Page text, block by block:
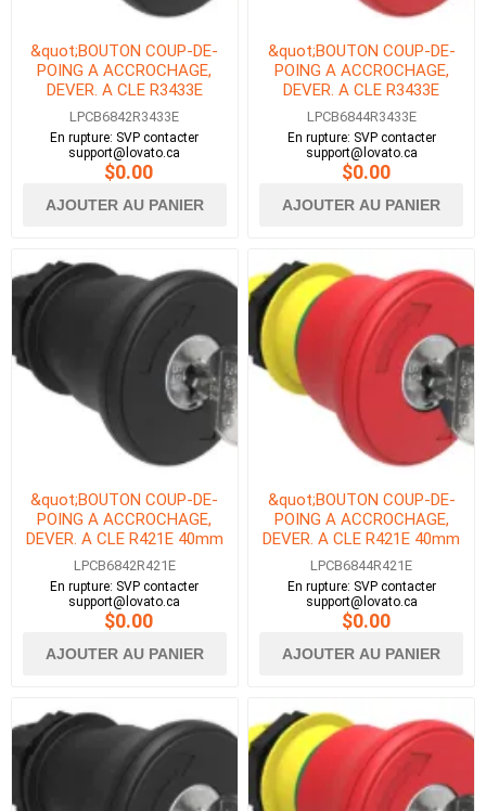
&quot;BOUTON COUP-DE-
POING A ACCROCHAGE,
DEVER. A CLE R3433E
40mm NOIR&quot;
LPCB6842R3433E
En rupture: SVP contacter
support@lovato.ca
$0.00
AJOUTER AU PANIER
&quot;BOUTON COUP-DE-
POING A ACCROCHAGE,
DEVER. A CLE R3433E
40mm ROUGE&quot;
LPCB6844R3433E
En rupture: SVP contacter
support@lovato.ca
$0.00
AJOUTER AU PANIER
&quot;BOUTON COUP-DE-
POING A ACCROCHAGE,
DEVER. A CLE R421E 40mm
NOIR&quot;
LPCB6842R421E
En rupture: SVP contacter
support@lovato.ca
$0.00
AJOUTER AU PANIER
&quot;BOUTON COUP-DE-
POING A ACCROCHAGE,
DEVER. A CLE R421E 40mm
ROUGE&quot;
LPCB6844R421E
En rupture: SVP contacter
support@lovato.ca
$0.00
AJOUTER AU PANIER